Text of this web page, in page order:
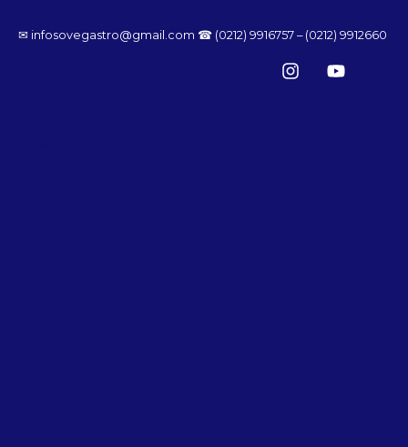
✉ infosovegastro@gmail.com ☎ (0212) 9916757 – (0212) 9912660